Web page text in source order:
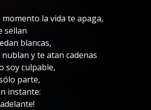
la vida te apaga,
sellan
blancas,
y te atan cadenas
soy culpable,
parte,
instante: